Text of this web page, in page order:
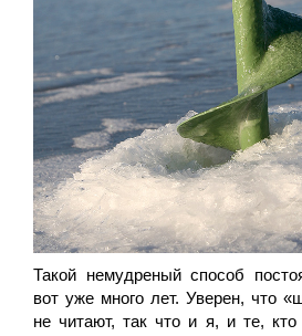
Такой немудреный способ
вот уже много лет. Уверен, что
не читают, так что и я, и те, кто